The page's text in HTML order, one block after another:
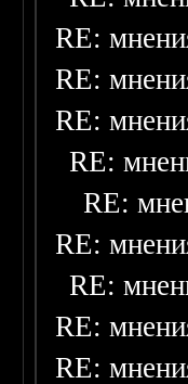
RE:
RE:
RE:
RE:
RE:
RE:
RE:
RE:
RE: